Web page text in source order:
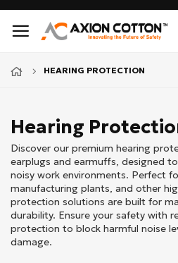
HEARING PROTECTION
Hearing
Discover our premium hearing
earplugs and earmuffs, designed
noisy work environments. Perfect
manufacturing plants, and other
protection solutions are built for
durability. Ensure your safety with
protection to block harmful noise
damage.